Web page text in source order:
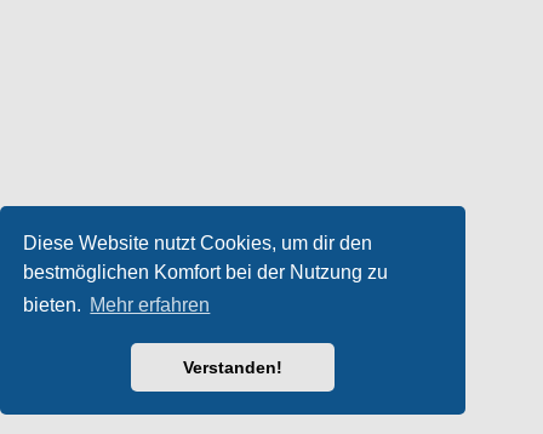
Diese Website nutzt Cookies, um dir den
bestmöglichen Komfort bei der Nutzung zu
bieten. Mehr erfahren
Verstanden!